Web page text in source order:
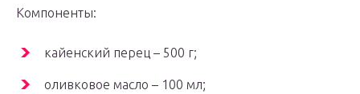
Компоненты:
кайенский перец – 500 г;
оливковое масло – 100 мл;